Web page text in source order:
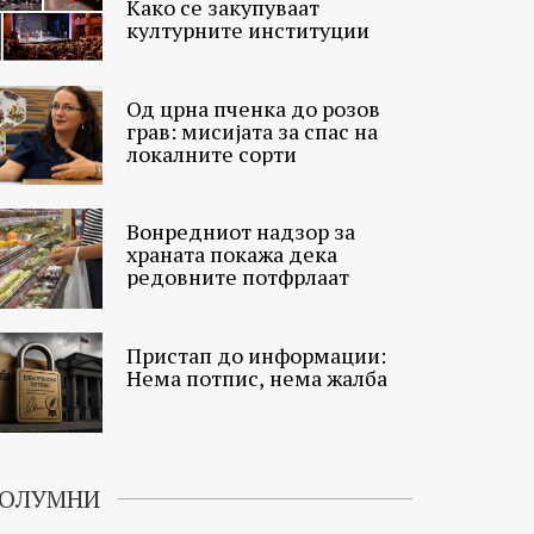
Како се закупуваат
културните институции
Од црна пченка до розов
грав: мисијата за спас на
локалните сорти
Вонредниот надзор за
храната покажа дека
редовните потфрлаат
Пристап до информации:
Нема потпис, нема жалба